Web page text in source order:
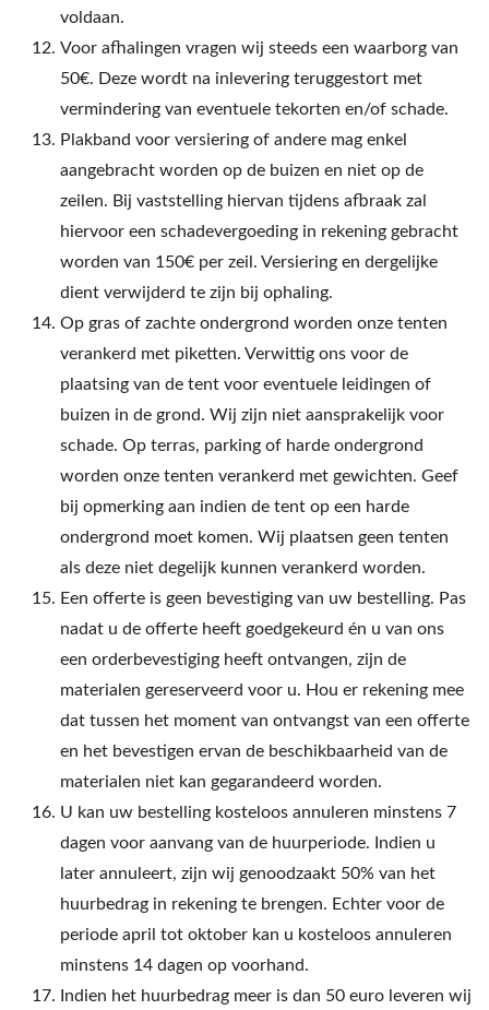
voldaan.
Voor afhalingen vragen wij steeds een waarborg van
50€. Deze wordt na inlevering teruggestort met
vermindering van eventuele tekorten en/of schade.
Plakband voor versiering of andere mag enkel
aangebracht worden op de buizen en niet op de
zeilen. Bij vaststelling hiervan tijdens afbraak zal
hiervoor een schadevergoeding in rekening gebracht
worden van 150€ per zeil. Versiering en dergelijke
dient verwijderd te zijn bij ophaling.
Op gras of zachte ondergrond worden onze tenten
verankerd met piketten. Verwittig ons voor de
plaatsing van de tent voor eventuele leidingen of
buizen in de grond. Wij zijn niet aansprakelijk voor
schade. Op terras, parking of harde ondergrond
worden onze tenten verankerd met gewichten. Geef
bij opmerking aan indien de tent op een harde
ondergrond moet komen. Wij plaatsen geen tenten
als deze niet degelijk kunnen verankerd worden.
Een offerte is geen bevestiging van uw bestelling. Pas
nadat u de offerte heeft goedgekeurd én u van ons
een orderbevestiging heeft ontvangen, zijn de
materialen gereserveerd voor u. Hou er rekening mee
dat tussen het moment van ontvangst van een offerte
en het bevestigen ervan de beschikbaarheid van de
materialen niet kan gegarandeerd worden.
U kan uw bestelling kosteloos annuleren minstens 7
dagen voor aanvang van de huurperiode. Indien u
later annuleert, zijn wij genoodzaakt 50% van het
huurbedrag in rekening te brengen. Echter voor de
periode april tot oktober kan u kosteloos annuleren
minstens 14 dagen op voorhand.
Indien het huurbedrag meer is dan 50 euro leveren wij